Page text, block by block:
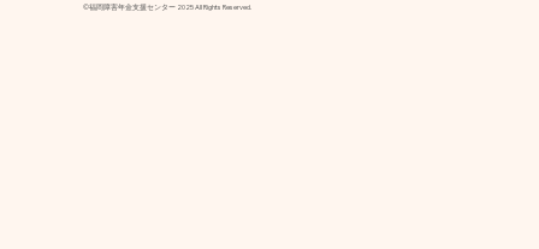
©福岡障害年金支援センター 2025 All Rights Reserved.